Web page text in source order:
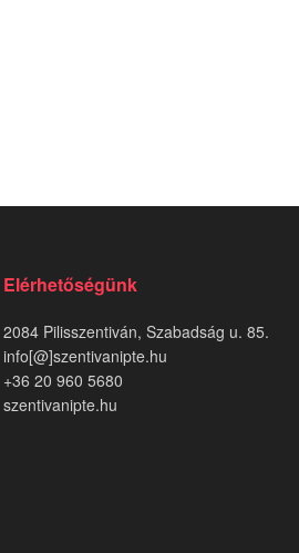
Elérhetőségünk
2084 Pilisszentiván, Szabadság u. 85.
info[@]szentivanipte.hu
+36 20 960 5680
szentivanipte.hu